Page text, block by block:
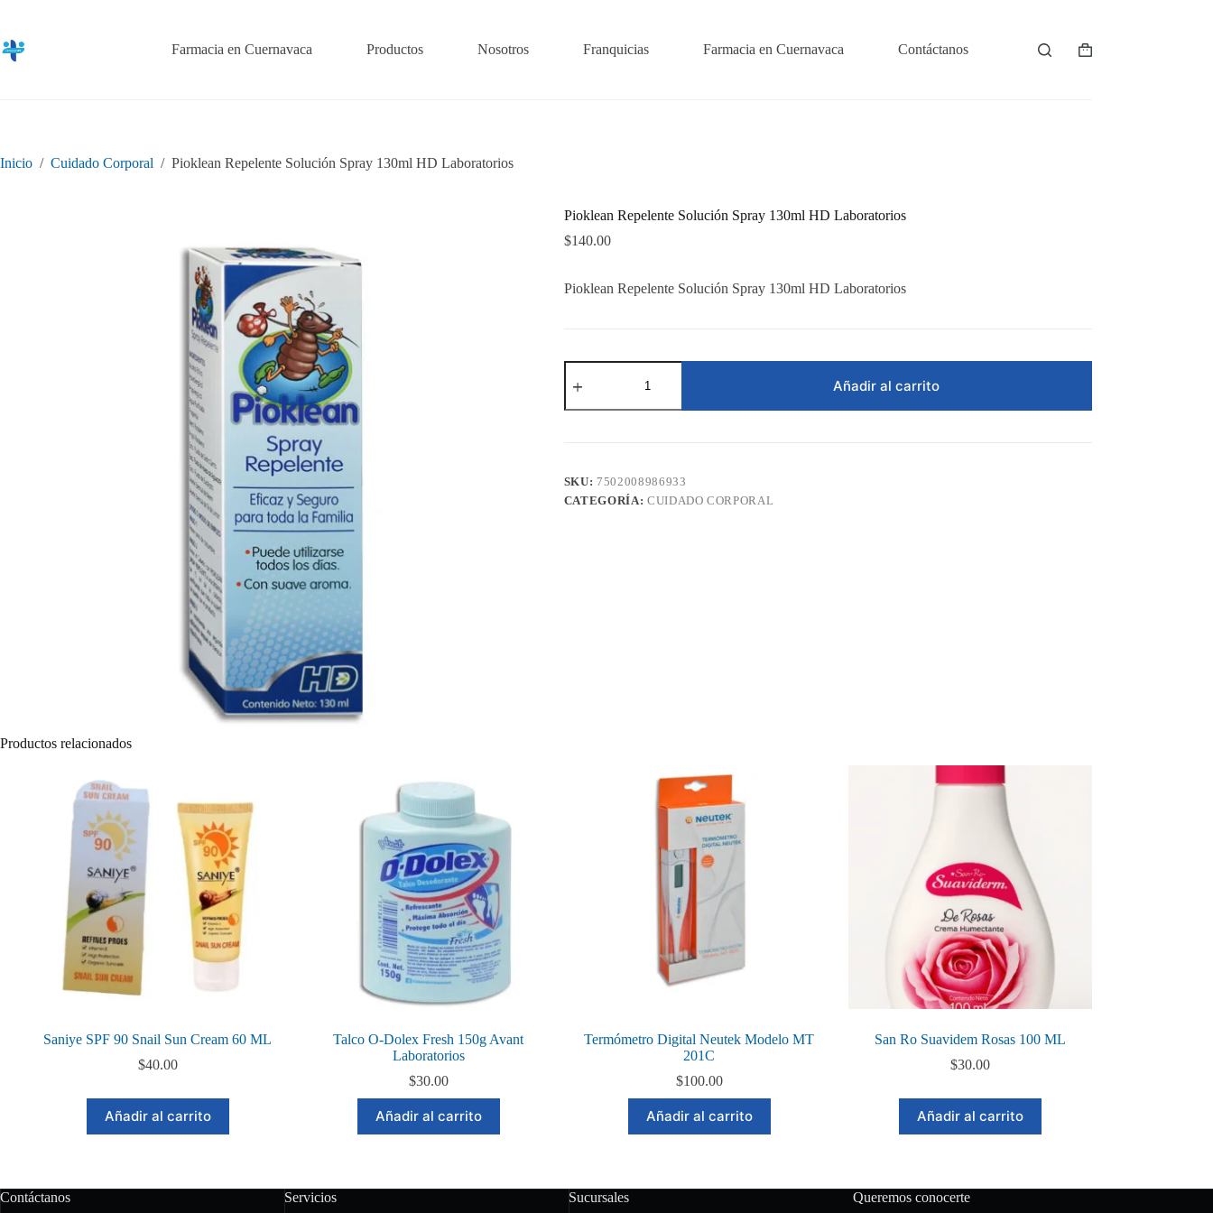
contenido
Farmacia en Cuernavaca Productos Nosotros Franquicias Farmacia en Cuernavaca Contáctanos
Shopping
Inicio / Cuidado Corporal / Pioklean Repelente Solución Spray 130ml HD Laboratorios
Pioklean Repelente Solución Spray 130ml HD Laboratorios
$140.00
Pioklean Repelente Solución Spray 130ml HD Laboratorios
Pioklean
Repelente
Spray
cantidad
Añadir al carrito
SKU: 7502008986933
CATEGORÍA: CUIDADO CORPORAL
Productos relacionados
Saniye SPF 90 Snail Sun Cream 60 ML
$40.00
Añadir al carrito
Talco O-Dolex Fresh 150g Avant
Laboratorios
$30.00
Añadir al carrito
Termómetro Digital Neutek Modelo MT
201C
$100.00
Añadir al carrito
San Ro Suavidem Rosas 100 ML
$30.00
Añadir al carrito
Contáctanos Servicios Sucursales Queremos conocerte